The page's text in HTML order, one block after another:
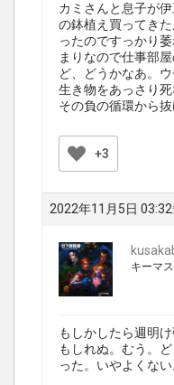
カミさんと息子が
の鉢植え買ってき
ったのですっかり
まりなので仕事部
ど、どうかなあ。
生き物をあっさり
その負の循環から抜
+3
2022年11月5日 03:32
キーマ
もしかしたら週明
もしれぬ。むう。
った。いやよくない